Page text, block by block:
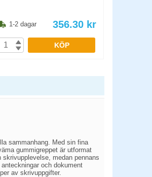
1-2 dagar 356.30 kr
KÖP
sammanhang. Med sin fina
gummigreppet är utformat
medan pennans
och dokument
av skrivuppgifter.